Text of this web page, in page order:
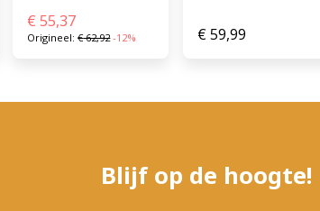
€ 55,37
Origineel:€62,92 -12% €59,99
Blijf op de hoogte!